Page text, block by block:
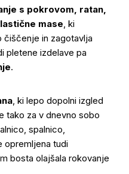
s pokrovom, ratan,
mase, ki
in zagotavlja
pletene izdelave pa
.
, ki lepo dopolni izgled
tako za v dnevno sobo
spalnico,
opremljena tudi
bosta olajšala rokovanje